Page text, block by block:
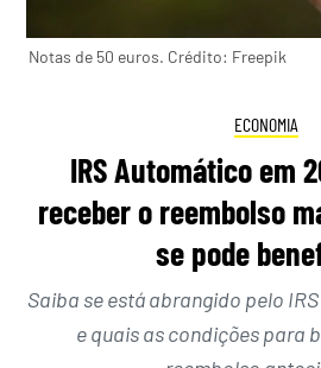
Notas de 50 euros. Crédito: Freepik
ECONOMIA
IRS Automático em
receber o reembolso
se pode
Saiba se está abrangido pelo
e quais as condições para